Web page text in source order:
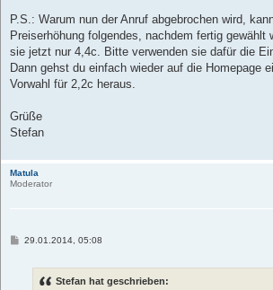
P.S.: Warum nun der Anruf abgebrochen wird,
Preiserhöhung folgendes, nachdem fertig
sie jetzt nur 4,4c. Bitte verwenden sie dafür die
Dann gehst du einfach wieder auf die Homepage
Vorwahl für 2,2c heraus.
Grüße
Stefan
Matula
Moderator
B29.01.2014, 05:08
Stefan hat geschrieben: